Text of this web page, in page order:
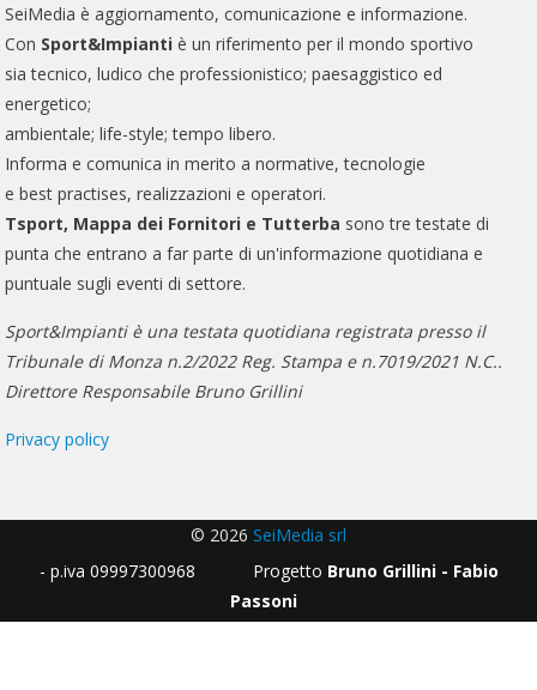
SeiMedia è aggiornamento, comunicazione e informazione.
Con Sport&Impianti è un riferimento per il mondo sportivo
sia tecnico, ludico che professionistico; paesaggistico ed
energetico;
ambientale; life-style; tempo libero.
Informa e comunica in merito a normative, tecnologie
e best practises, realizzazioni e operatori.
Tsport, Mappa dei Fornitori e Tutterba sono tre testate di
punta che entrano a far parte di un'informazione quotidiana e
puntuale sugli eventi di settore.
Sport&Impianti è una testata quotidiana registrata presso il
Tribunale di Monza n.2/2022 Reg. Stampa e n.7019/2021 N.C..
Direttore Responsabile Bruno Grillini
Privacy policy
© 2026 SeiMedia srl
- p.iva 09997300968 Progetto Bruno Grillini - Fabio
Passoni